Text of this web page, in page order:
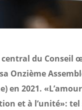
du Conseil
Onzième
en 2021.
et à l’unité»: